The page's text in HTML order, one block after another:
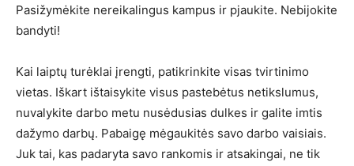
Pasižymėkite nereikalingus kampus ir pjaukite. Nebijokite
bandyti!
Kai laiptų turėklai įrengti, patikrinkite visas tvirtinimo
vietas. Iškart ištaisykite visus pastebėtus netikslumus,
nuvalykite darbo metu nusėdusias dulkes ir galite imtis
dažymo darbų. Pabaigę mėgaukitės savo darbo vaisiais.
Juk tai, kas padaryta savo rankomis ir atsakingai, ne tik